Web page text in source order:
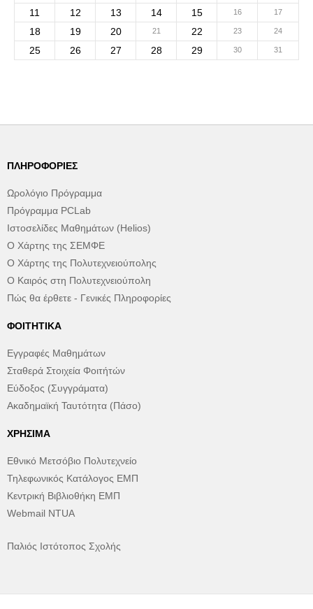
11 12 13 14 15 16 17
18 19 20 21 22 23 24
25 26 27 28 29 30 31
ΠΛΗΡΟΦΟΡΊΕΣ
Ωρολόγιο Πρόγραμμα
Πρόγραμμα PCLab
Ιστοσελίδες Μαθημάτων (Helios)
Ο Χάρτης της ΣΕΜΦΕ
Ο Χάρτης της Πολυτεχνειούπολης
Ο Καιρός στη Πολυτεχνειούπολη
Πώς θα έρθετε - Γενικές Πληροφορίες
ΦΟΙΤΗΤΙΚΆ
Εγγραφές Μαθημάτων
Σταθερά Στοιχεία Φοιτήτών
Εύδοξος (Συγγράματα)
Ακαδημαϊκή Ταυτότητα (Πάσο)
ΧΡΉΣΙΜΑ
Εθνικό Μετσόβιο Πολυτεχνείο
Τηλεφωνικός Κατάλογος ΕΜΠ
Κεντρική Βιβλιοθήκη ΕΜΠ
Webmail NTUA
Παλιός Ιστότοπος Σχολής